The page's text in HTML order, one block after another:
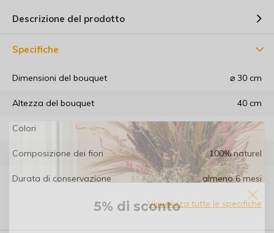
Descrizione del prodotto
Specifiche
Dimensioni del bouquet ⌀ 30 cm
Altezza del bouquet 40 cm
Colori
Composizione dei fiori 100% naturel
Durata di conservazione almeno 6 mesi
Visualizza tutte le specifiche
5% di sconto